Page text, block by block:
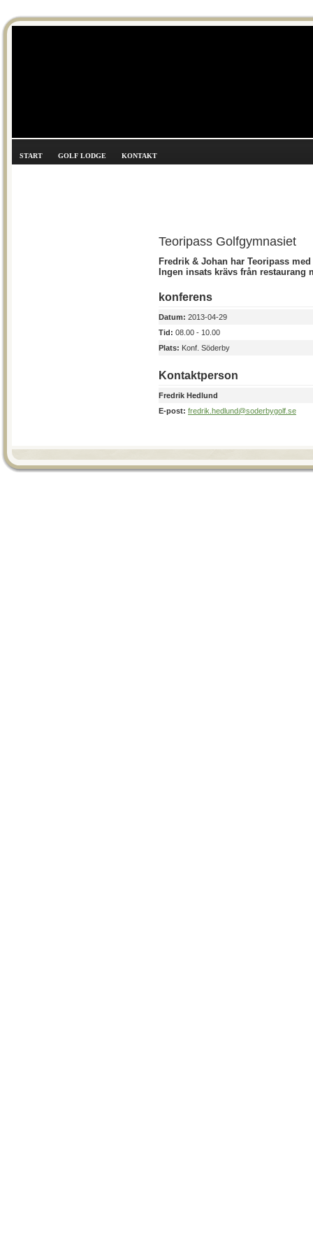
START GOLF LODGE KONTAKT
Teoripass Golfgymnasiet
Fredrik & Johan har Teoripass
Ingen insats krävs från restaurang
konferens
Datum: 2013-04-29
Tid: 08.00 - 10.00
Plats: Konf. Söderby
Kontaktperson
Fredrik Hedlund
E-post: fredrik.hedlund@soderbygolf.se